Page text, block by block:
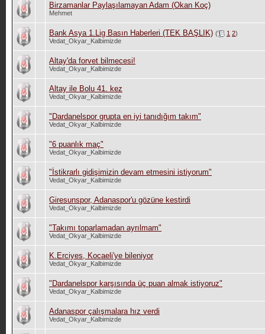
Birzamanlar Paylaşılamayan Adam (Okan Koç)
Mehmet
Bank Asya 1.Lig Basın Haberleri (TEK BAŞLIK) ( 1 2)
Vedat_Okyar_Kalbimizde
Altay'da forvet bilmecesi!
Vedat_Okyar_Kalbimizde
Altay ile Bolu 41. kez
Vedat_Okyar_Kalbimizde
"Dardanelspor grupta en iyi tanıdığım takım"
Vedat_Okyar_Kalbimizde
"6 puanlık maç"
Vedat_Okyar_Kalbimizde
"İstikrarlı gidişimizin devam etmesini istiyorum"
Vedat_Okyar_Kalbimizde
Giresunspor, Adanaspor'u gözüne kestirdi
Vedat_Okyar_Kalbimizde
"Takımı toparlamadan ayrılmam"
Vedat_Okyar_Kalbimizde
K.Erciyes, Kocaeli'ye bileniyor
Vedat_Okyar_Kalbimizde
"Dardanelspor karşısında üç puan almak istiyoruz"
Vedat_Okyar_Kalbimizde
Adanaspor çalışmalara hız verdi
Vedat_Okyar_Kalbimizde